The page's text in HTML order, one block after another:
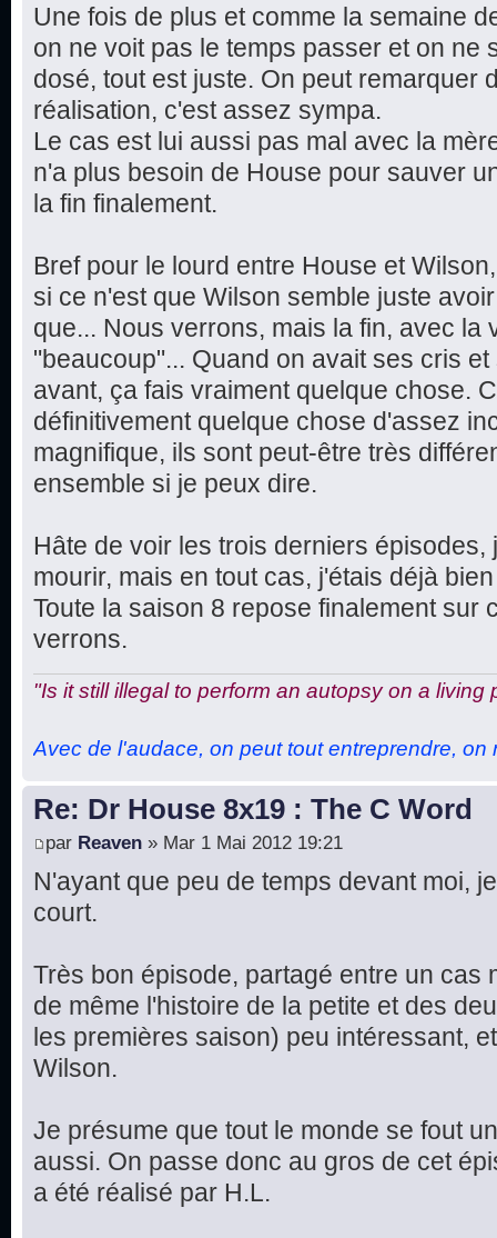
Une fois de plus et comme la semaine
on ne voit pas le temps passer et on ne
dosé, tout est juste. On peut remarquer
réalisation, c'est assez sympa.
Le cas est lui aussi pas mal avec la
n'a plus besoin de House pour sauver
la fin finalement.
Bref pour le lourd entre House et
si ce n'est que Wilson semble juste
que... Nous verrons, mais la fin, avec la
"beaucoup"... Quand on avait ses cris
avant, ça fais vraiment quelque chose.
définitivement quelque chose d'assez
magnifique, ils sont peut-être très
ensemble si je peux dire.
Hâte de voir les trois derniers
mourir, mais en tout cas, j'étais déjà
Toute la saison 8 repose finalement sur
verrons.
"Is it still illegal to perform an autopsy on a living
Avec de l'audace, on peut tout entreprendre, on
Re: Dr House 8x19 : The C Word
par Reaven » Mar 1 Mai 2012 19:21
N'ayant que peu de temps devant moi,
court.
Très bon épisode, partagé entre un cas
de même l'histoire de la petite et des
les premières saison) peu intéressant,
Wilson.
Je présume que tout le monde se fout
aussi. On passe donc au gros de cet
a été réalisé par H.L.